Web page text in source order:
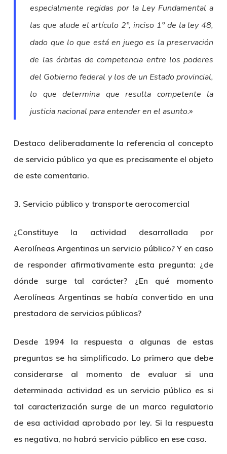
especialmente regidas por la Ley Fundamental a
las que alude el artículo 2°, inciso 1° de la ley 48,
dado que lo que está en juego es la preservación
de las órbitas de competencia entre los poderes
del Gobierno federal y los de un Estado provincial,
lo que determina que resulta competente la
justicia nacional para entender en el asunto.»
Destaco deliberadamente la referencia al concepto
de servicio público ya que es precisamente el objeto
de este comentario.
3. Servicio público y transporte aerocomercial
¿Constituye la actividad desarrollada por
Aerolíneas Argentinas un servicio público? Y en caso
de responder afirmativamente esta pregunta: ¿de
dónde surge tal carácter? ¿En qué momento
Aerolíneas Argentinas se había convertido en una
prestadora de servicios públicos?
Desde 1994 la respuesta a algunas de estas
preguntas se ha simplificado. Lo primero que debe
considerarse al momento de evaluar si una
determinada actividad es un servicio público es si
tal caracterización surge de un marco regulatorio
de esa actividad aprobado por ley. Si la respuesta
es negativa, no habrá servicio público en ese caso.